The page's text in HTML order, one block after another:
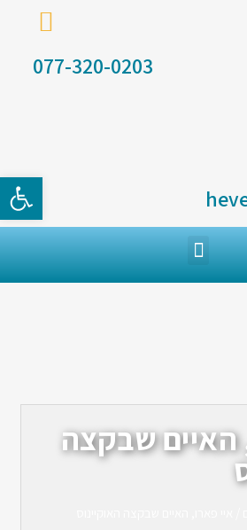
פתח
077-320-0203
האיים שבקצה